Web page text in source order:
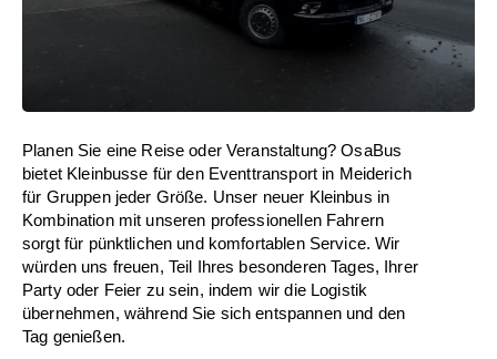
Planen Sie eine Reise oder Veranstaltung? OsaBus
bietet Kleinbusse für den Eventtransport in Meiderich
für Gruppen jeder Größe. Unser neuer Kleinbus in
Kombination mit unseren professionellen Fahrern
sorgt für pünktlichen und komfortablen Service. Wir
würden uns freuen, Teil Ihres besonderen Tages, Ihrer
Party oder Feier zu sein, indem wir die Logistik
übernehmen, während Sie sich entspannen und den
Tag genießen.